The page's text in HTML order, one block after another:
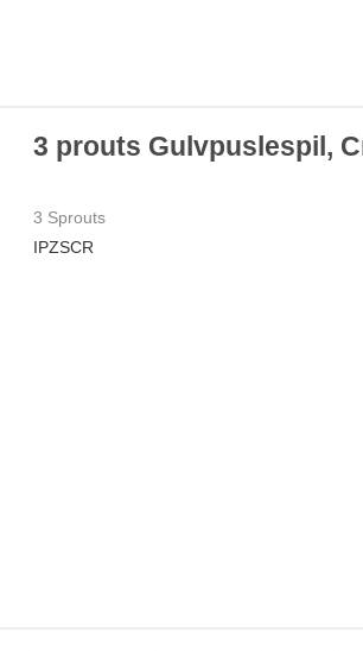
3 prouts Gulvpuslespil,
3 Sprouts
IPZSCR